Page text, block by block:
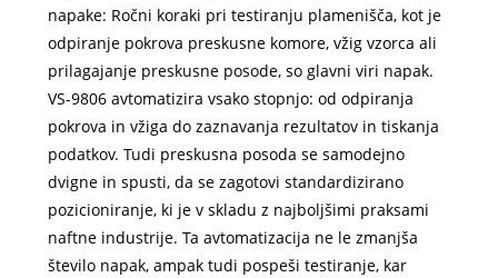
napake: Ročni koraki pri testiranju plamenišča, kot je
odpiranje pokrova preskusne komore, vžig vzorca ali
prilagajanje preskusne posode, so glavni viri napak.
VS-9806 avtomatizira vsako stopnjo: od odpiranja
pokrova in vžiga do zaznavanja rezultatov in tiskanja
podatkov. Tudi preskusna posoda se samodejno
dvigne in spusti, da se zagotovi standardizirano
pozicioniranje, ki je v skladu z najboljšimi praksami
naftne industrije. Ta avtomatizacija ne le zmanjša
število napak, ampak tudi pospeši testiranje, kar